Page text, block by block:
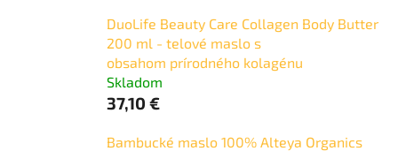
DuoLife Beauty Care Collagen Body Butter
200 ml - telové maslo s
obsahom prírodného kolagénu
Skladom
37,10 €
Bambucké maslo 100% Alteya Organics